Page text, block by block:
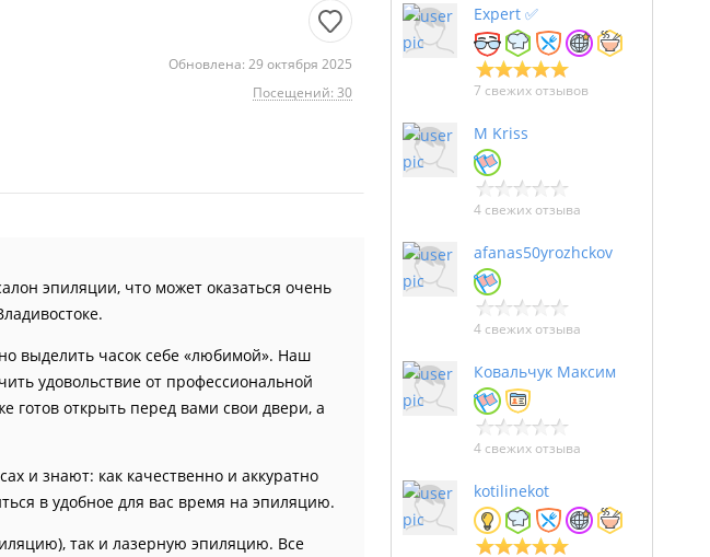
Обновлена: 29 октября 2025
Посещений: 30
эпиляции, что может оказаться очень
выделить часок себе «любимой». Наш
удовольствие от профессиональной
готов открыть перед вами свои двери, а
и знают: как качественно и аккуратно
в удобное для вас время на эпиляцию.
так и лазерную эпиляцию. Все
Expert ✅
7 свежих отзывов
M Kriss
4 свежих отзыва
afanas50yrozhckov
4 свежих отзыва
Ковальчук Максим
4 свежих отзыва
kotilinekot